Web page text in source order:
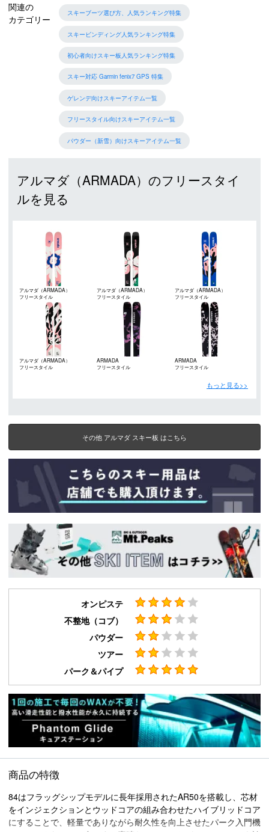
関連の
カテゴリー
スキーブーツ選び方、人気ランキング特集
スキービンディング人気ランキング特集
初心者向けスキー板人気ランキング特集
スキー対応 Garmin fenix7 GPS 特集
ゲレンデ向けスキーアイテム一覧
フリースタイル向けスキーアイテム一覧
パウダー（新雪）向けスキーアイテム一覧
アルマダ（ARMADA）のフリースタイ
ルを見る
アルマダ（ARMADA）
フリースタイル
アルマダ（ARMADA）
フリースタイル
アルマダ（ARMADA）
フリースタイル
アルマダ（ARMADA）
フリースタイル
ARMADA
フリースタイル
ARMADA
フリースタイル
もっと見る>>
その他 アルマダ スキー板 はこちら
オンピステ
不整地（コブ）
パウダー
ツアー
パーク＆パイプ
商品の特徴
84はフラッグシップモデルに長年採用されたAR50を搭載し、芯材
をインジェクションとウッドコアの組み合わせたハイブリッドコア
にすることで、軽量でありながら耐久性を向上させたパーク入門機